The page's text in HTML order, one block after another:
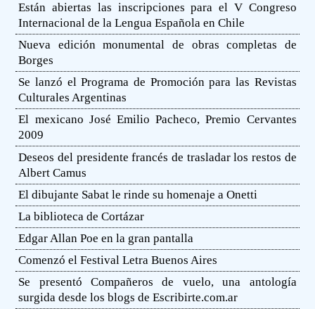
Están abiertas las inscripciones para el V Congreso
Internacional de la Lengua Española en Chile
Nueva edición monumental de obras completas de
Borges
Se lanzó el Programa de Promoción para las Revistas
Culturales Argentinas
El mexicano José Emilio Pacheco, Premio Cervantes
2009
Deseos del presidente francés de trasladar los restos de
Albert Camus
El dibujante Sabat le rinde su homenaje a Onetti
La biblioteca de Cortázar
Edgar Allan Poe en la gran pantalla
Comenzó el Festival Letra Buenos Aires
Se presentó Compañeros de vuelo, una antología
surgida desde los blogs de Escribirte.com.ar